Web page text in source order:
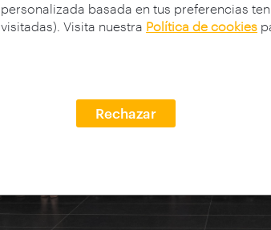
personalizada basada en tus preferencias
visitadas). Visita nuestra Política de cookies
Rechazar